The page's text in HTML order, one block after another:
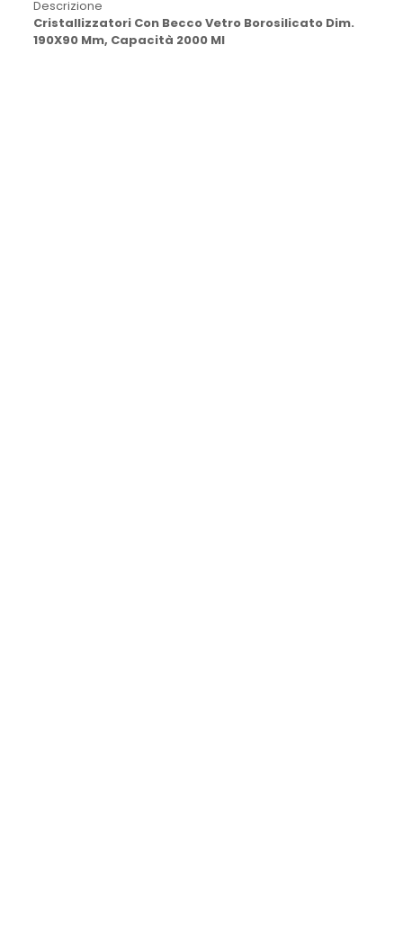
Descrizione
Cristallizzatori Con Becco Vetro Borosilicato Dim.
190X90 Mm, Capacità 2000 Ml